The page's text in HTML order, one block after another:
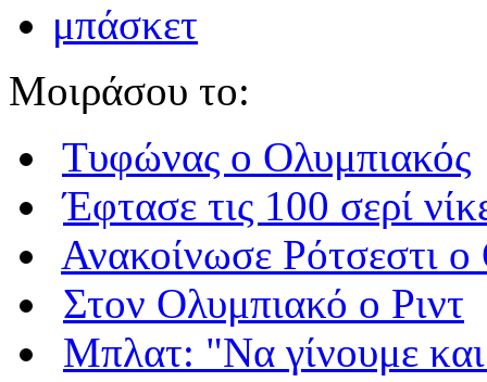
μπάσκετ
Μοιράσου το:
Τυφώνας o Ολυμπιακός
Έφτασε τις 100 σερί
Ανακοίνωσε Ρότσεστι ο
Στον Ολυμπιακό ο Ριντ
Μπλατ: "Να γίνουμε